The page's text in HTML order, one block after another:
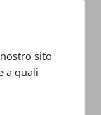
sito
a quali